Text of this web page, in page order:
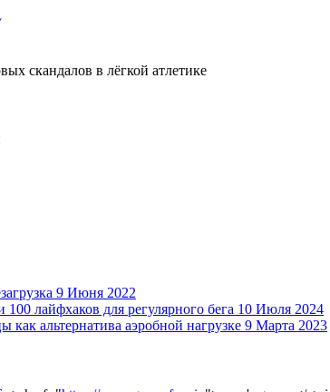
скандалов в лёгкой атлетике
9 Июня 2022
лайфхаков для регулярного бега 10 Июля 2024
альтернатива аэробной нагрузке 9 Марта 2023